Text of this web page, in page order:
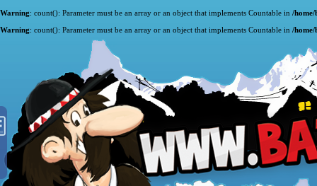
Warning: count(): Parameter must be an array or an object that implements Countable in /
Warning: count(): Parameter must be an array or an object that implements Countable in /